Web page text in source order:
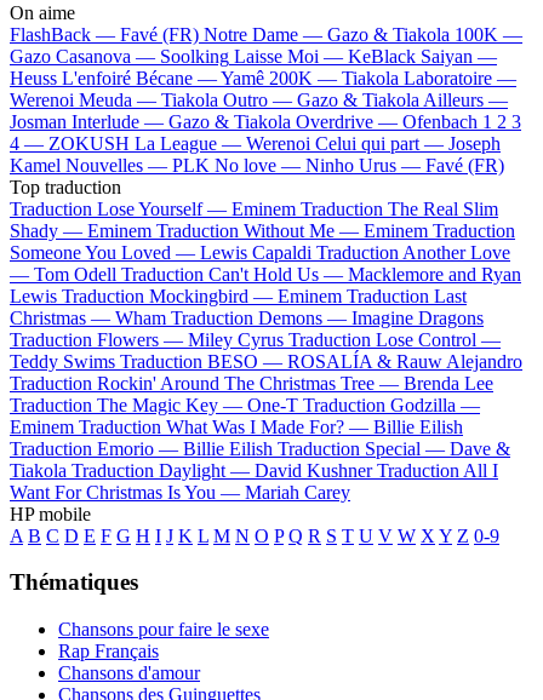
On aime
FlashBack — Favé (FR) Notre Dame — Gazo & Tiakola 100K —
Gazo Casanova — Soolking Laisse Moi — KeBlack Saiyan —
Heuss L'enfoiré Bécane —Yamê 200K — Tiakola Laboratoire —
Werenoi Meuda — Tiakola Outro — Gazo & Tiakola Ailleurs —
Josman Interlude — Gazo & Tiakola Overdrive — Ofenbach 1 2 3
4 — ZOKUSH La League — Werenoi Celui qui part — Joseph
Kamel Nouvelles — PLK No love — Ninho Urus — Favé (FR)
Top traduction
Traduction Lose Yourself — Eminem Traduction The Real Slim
Shady — Eminem Traduction Without Me — Eminem Traduction
Someone You Loved — Lewis Capaldi Traduction Another Love
— Tom Odell Traduction Can't Hold Us — Macklemore and Ryan
Lewis Traduction Mockingbird — Eminem Traduction Last
Christmas — Wham Traduction Demons — Imagine Dragons
Traduction Flowers — Miley Cyrus Traduction Lose Control —
Teddy Swims Traduction BESO — ROSALÍA & Rauw Alejandro
Traduction Rockin' Around The Christmas Tree — Brenda Lee
Traduction The Magic Key — One-T Traduction Godzilla —
Eminem Traduction What Was I Made For? — Billie Eilish
Traduction Emorio — Billie Eilish Traduction Special — Dave &
Tiakola Traduction Daylight — David Kushner Traduction All I
Want For Christmas Is You — Mariah Carey
HP mobile
A B C D E F G H I J K L M N O P Q R S T U V W X Y Z 0-9
Thématiques
Chansons pour faire le sexe
Rap Français
Chansons d'amour
Chansons des Guinguettes